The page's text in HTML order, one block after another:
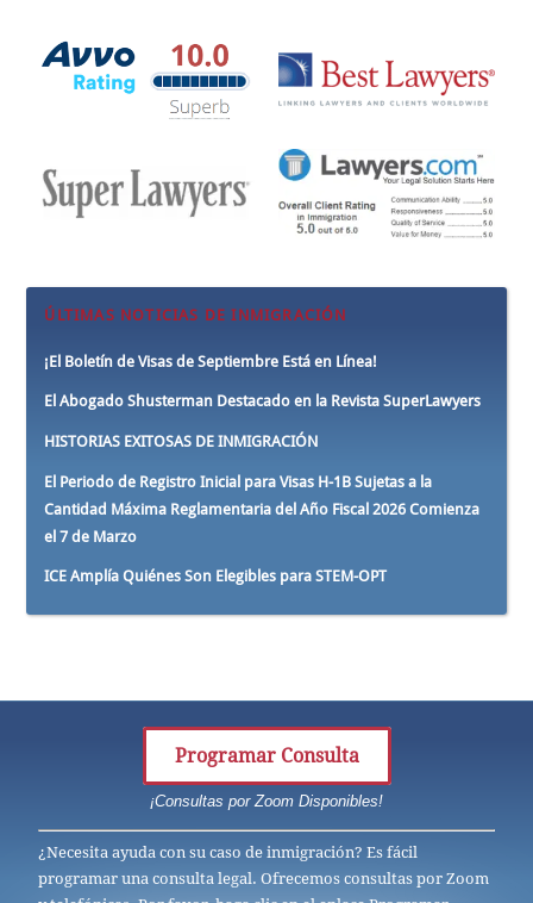
ÚLTIMAS NOTICIAS DE INMIGRACIÓN
¡El Boletín de Visas de Septiembre Está en Línea!
El Abogado Shusterman Destacado en la Revista SuperLawyers
HISTORIAS EXITOSAS DE INMIGRACIÓN
El Periodo de Registro Inicial para Visas H-1B Sujetas a la
Cantidad Máxima Reglamentaria del Año Fiscal 2026 Comienza
el 7 de Marzo
ICE Amplía Quiénes Son Elegibles para STEM-OPT
Programar Consulta
¡Consultas por Zoom Disponibles!
¿Necesita ayuda con su caso de inmigración? Es fácil
programar una consulta legal. Ofrecemos consultas por Zoom